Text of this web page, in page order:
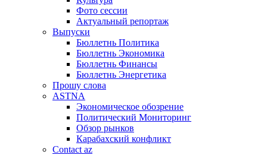
Фото сессии
Актуальный репортаж
Выпуски
Бюллетнь Политика
Бюллетнь Экономика
Бюллетнь Финансы
Бюллетнь Энергетика
Прошу слова
ASTNA
Экономическое обозрение
Политический Мониторинг
Обзор рынков
Карабахский конфликт
Contact az